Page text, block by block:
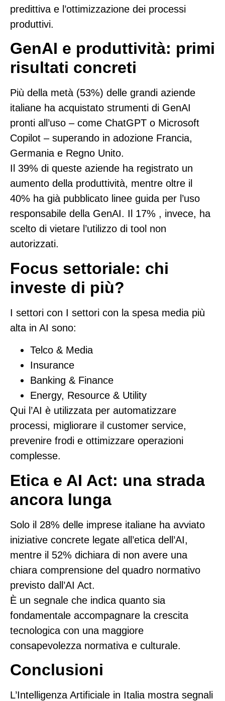
predittiva e l’ottimizzazione dei processi
produttivi.
GenAI e produttività: primi
risultati concreti
Più della metà (53%) delle grandi aziende
italiane ha acquistato strumenti di GenAI
pronti all’uso – come ChatGPT o Microsoft
Copilot – superando in adozione Francia,
Germania e Regno Unito.
Il 39% di queste aziende ha registrato un
aumento della produttività, mentre oltre il
40% ha già pubblicato linee guida per l’uso
responsabile della GenAI. Il 17% , invece, ha
scelto di vietare l’utilizzo di tool non
autorizzati.
Focus settoriale: chi
investe di più?
I settori con I settori con la spesa media più
alta in AI sono:
Telco & Media
Insurance
Banking & Finance
Energy, Resource & Utility
Qui l’AI è utilizzata per automatizzare
processi, migliorare il customer service,
prevenire frodi e ottimizzare operazioni
complesse.
Etica e AI Act: una strada
ancora lunga
Solo il 28% delle imprese italiane ha avviato
iniziative concrete legate all’etica dell’AI,
mentre il 52% dichiara di non avere una
chiara comprensione del quadro normativo
previsto dall’AI Act.
È un segnale che indica quanto sia
fondamentale accompagnare la crescita
tecnologica con una maggiore
consapevolezza normativa e culturale.
Conclusioni
L’Intelligenza Artificiale in Italia mostra segnali